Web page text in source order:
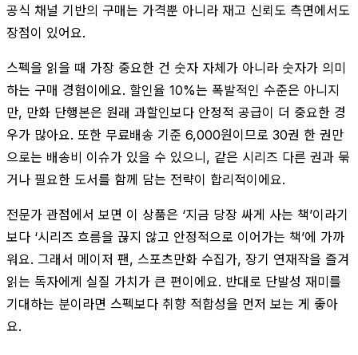
공식 채널 기반의 구매는 가격뿐 아니라 재고 신뢰도 측면에서도
장점이 있어요.
스펙을 읽을 때 가장 중요한 건 숫자 자체가 아니라 숫자가 의미
하는 구매 경험이에요. 할인율 10%는 폭발적인 수준은 아니지
만, 만화 단행본은 원래 과할인보다 안정적 공급이 더 중요한 경
우가 많아요. 또한 무료배송 기준 6,000원이므로 30권 한 권만
으로는 배송비 이슈가 있을 수 있으니, 같은 시리즈 다른 권과 묶
거나 필요한 도서를 함께 담는 전략이 합리적이에요.
전문가 관점에서 보면 이 상품은 ‘지금 당장 싸게 사는 책’이라기
보다 ‘시리즈 흐름을 끊지 않고 안정적으로 이어가는 책’에 가까
워요. 그래서 메이저 팬, 스포츠만화 수집가, 장기 연재작을 즐겨
읽는 독자에게 실질 가치가 큰 편이에요. 반대로 단발성 재미를
기대하는 분이라면 스펙보다 취향 적합성을 먼저 보는 게 좋아
요.